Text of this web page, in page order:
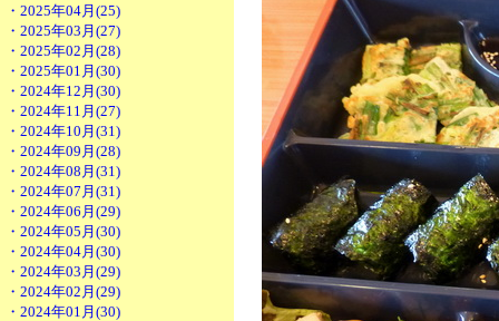
・2025年04月(25)
・2025年03月(27)
・2025年02月(28)
・2025年01月(30)
・2024年12月(30)
・2024年11月(27)
・2024年10月(31)
・2024年09月(28)
・2024年08月(31)
・2024年07月(31)
・2024年06月(29)
・2024年05月(30)
・2024年04月(30)
・2024年03月(29)
・2024年02月(29)
・2024年01月(30)